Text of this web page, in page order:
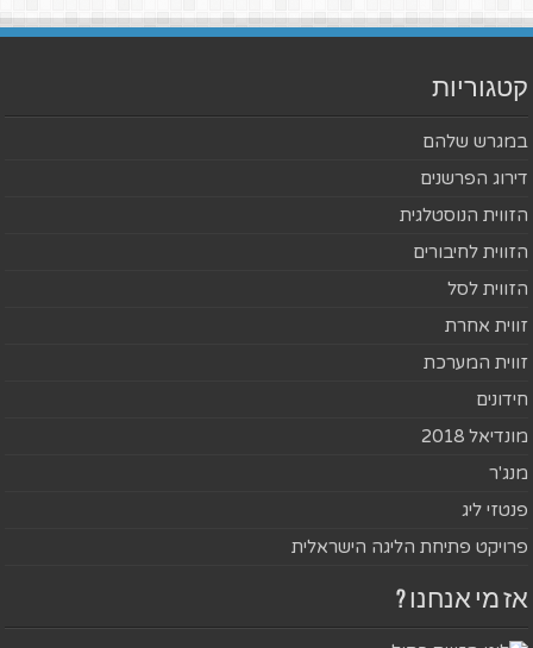
קטגוריות
במגרש שלהם
דירוג הפרשנים
הזווית הנוסטלגית
הזווית לחיבורים
הזווית לסל
זווית אחרת
זווית המערכת
חידונים
מונדיאל 2018
מנג'ר
פנטזי ליג
פרויקט פתיחת הליגה הישראלית
אז מי אנחנו ?